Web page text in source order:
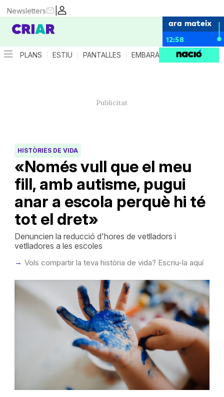
|
Newsletters
ara mateix
12:58
PLANS ESTIU PANTALLES EMBARÀS CRIANÇA
«Només vull que el meu
fill, amb autisme, pugui
anar a escola perquè hi té
tot el dret»
HISTÒRIES DE VIDA
Denuncien la reducció d'hores de vetlladors i
vetlladores a les escoles
Vols compartir la teva història de vida? Escriu-la aquí